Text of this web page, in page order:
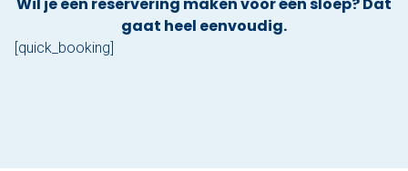
gaat heel eenvoudig.
[quick_booking]